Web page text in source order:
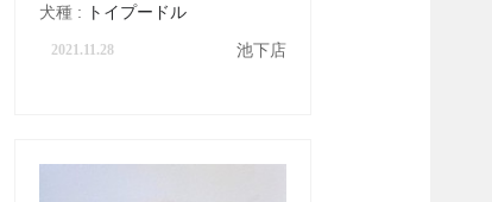
犬種 : トイプードル
2021.11.28 池下店